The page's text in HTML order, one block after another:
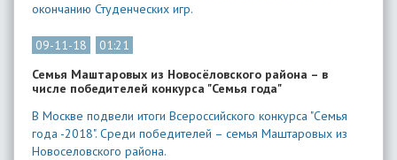
окончанию Студенческих игр.
09-11-18
01:21
Семья Маштаровых из Новосёловского района – в
числе победителей конкурса "Семья года"
В Москве подвели итоги Всероссийского конкурса "Семья
года -2018". Среди победителей – семья Маштаровых из
Новоселовского района.